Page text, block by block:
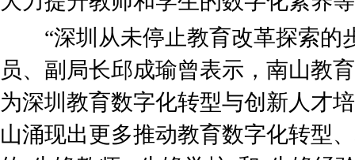
“深圳从未停止教育改革探索的
员、副局长邱成瑜曾表示，南山教
为深圳教育数字化转型与创新人才
山涌现出更多推动教育数字化转型